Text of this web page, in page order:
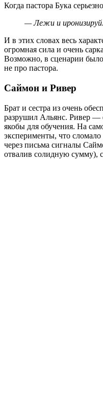
Когда пастора Бука
— Лежи и иронизируй.
И в этих словах весь
огромная сила и очень
Возможно, в сценарии
не про пастора.
Саймон и Ривер
Брат и сестра из очень
разрушил Альянс. Ривер —
якобы для обучения. На
эксперименты, что
через письма сигналы
отвалив солидную сумму),